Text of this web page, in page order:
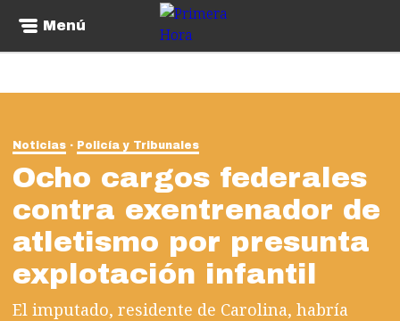
Menú
Noticias Policía y Tribunales
Ocho cargos federales
contra exentrenador de
atletismo por presunta
explotación infantil
El imputado, residente de Carolina, habría